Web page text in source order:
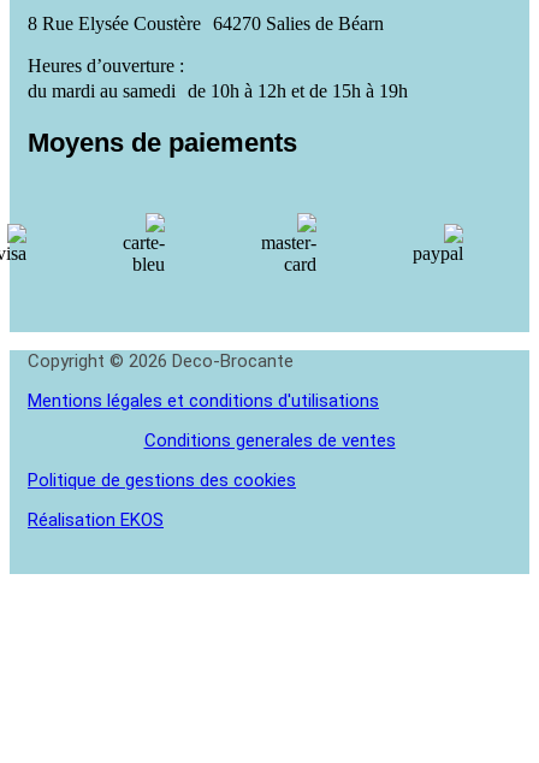
8 Rue Elysée Coustère 64270 Salies de Béarn
Heures d’ouverture :
du mardi au samedi de 10h à 12h et de 15h à 19h
Moyens de paiements
Copyright © 2026 Deco-Brocante
Mentions légales et conditions d'utilisations
Conditions generales de ventes
Politique de gestions des cookies
Réalisation EKOS